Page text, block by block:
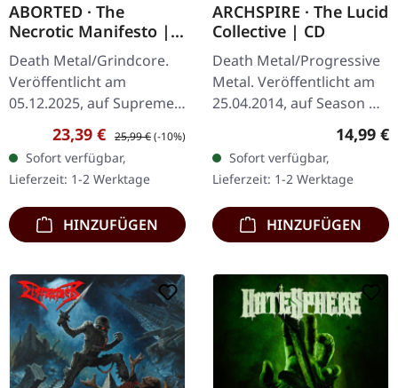
ABORTED · The
Necrotic Manifesto |
BLACK LP
Death Metal/Grindcore.
Veröffentlicht am
05.12.2025, auf Supreme
Chaos Records.
Schwarzes Vinyl im
Gatefold-Cover. Vinyl-
Spezifikationen: ·
Schweres,…
Verkaufspreis:
23,39 € Regulärer Preis:
25,99 €(-10%)
Sofort verfügbar,
Lieferzeit: 1-2 Werktage
HINZUFÜGEN
ARCHSPIRE · The Lucid
Collective | CD
Death Metal/Progressive
Metal. Veröffentlicht am
25.04.2014, auf Season Of
Jewelcase-Verpackung
"The Lucid Collective"
von…
14,99 €
Sofort verfügbar,
Lieferzeit: 1-2 Werktage
HINZUFÜGEN